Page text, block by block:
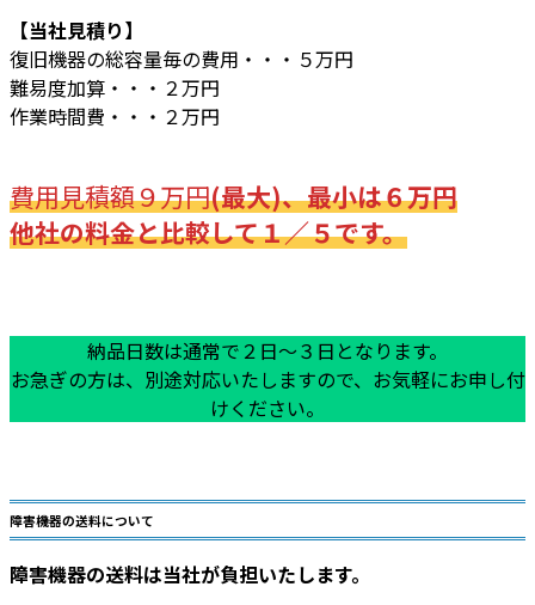
【当社見積り】
復旧機器の総容量毎の費用・・・５万円
難易度加算・・・２万円
作業時間費・・・２万円
費用見積額９万円(最大)、最小は６万円
他社の料金と比較して１／５です。
納品日数は通常で２日～３日となります。
お急ぎの方は、別途対応いたしますので、お気軽にお申し付
けください。
障害機器の送料について
障害機器の送料は当社が負担いたします。